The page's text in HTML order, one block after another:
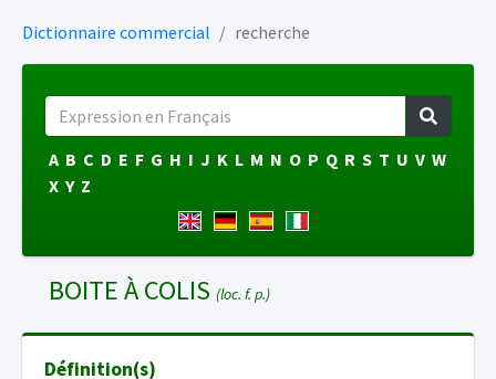
Dictionnaire commercial recherche
A B C D E F G H I J K L M N O P Q R S T U V W
X Y Z
BOITE À COLIS (loc. f. p.)
Définition(s)